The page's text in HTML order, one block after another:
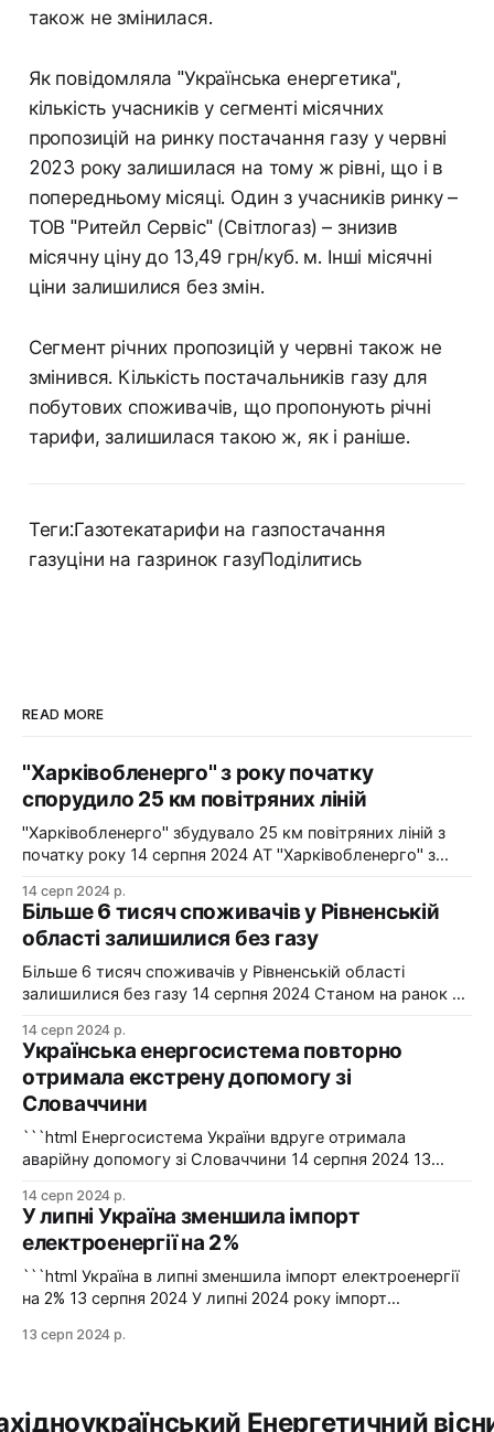
також не змінилася.
Як повідомляла "Українська енергетика",
кількість учасників у сегменті місячних
пропозицій на ринку постачання газу у червні
2023 року залишилася на тому ж рівні, що і в
попередньому місяці. Один з учасників ринку –
ТОВ "Ритейл Сервіс" (Світлогаз) – знизив
місячну ціну до 13,49 грн/куб. м. Інші місячні
ціни залишилися без змін.
Сегмент річних пропозицій у червні також не
змінився. Кількість постачальників газу для
побутових споживачів, що пропонують річні
тарифи, залишилася такою ж, як і раніше.
Теги:Газотекатарифи на газпостачання
газуціни на газринок газуПоділитись
READ MORE
"Харківобленерго" з року початку
спорудило 25 км повітряних ліній
"Харківобленерго" збудувало 25 км повітряних ліній з
початку року 14 серпня 2024 АТ "Харківобленерго" з
ліній, оновило 1134 опори та встановило 5 нових
електропідстанцій у рамках інвестиційної програми на
2024-2025 роки. Фото: "Харківобленерго" "АТ
"Харківобленерго&
14 серп 2024 р.
Більше 6 тисяч споживачів у Рівненській
області залишилися без газу
Більше 6 тисяч споживачів у Рівненській області
залишилися без газу 14 серпня 2024 Станом на ранок 14
області залишилися без газопостачання через
технологічні проблеми. Фото: Рівнегаз Також, в
Сумській області в одному з населених пунктів в
результаті удару керованою авіабомбою пошкоджено
сталевий
14 серп 2024 р.
Українська енергосистема повторно
отримала екстрену допомогу зі
Словаччини
```html Енергосистема України вдруге отримала
аварійну допомогу зі Словаччини 14 серпня 2024 13
аварійну допомогу зі Словаччини. Фото: Shutterstock "У
вчорашній день, 13 серпня, НЕК "Укренерго" запитала
аварійну допомогу з енергосистеми Словаччини", –
йдеться в повідомленні пресслужби оператора системи
передачі. Експорт
14 серп 2024 р.
У липні Україна зменшила імпорт
електроенергії на 2%
```html Україна в липні зменшила імпорт електроенергії
на 2% 13 серпня 2024 У липні 2024 року імпорт
червнем. Експорт залишався на нульовому рівні. Графіка:
13 серп 2024 р.
Енергетичний